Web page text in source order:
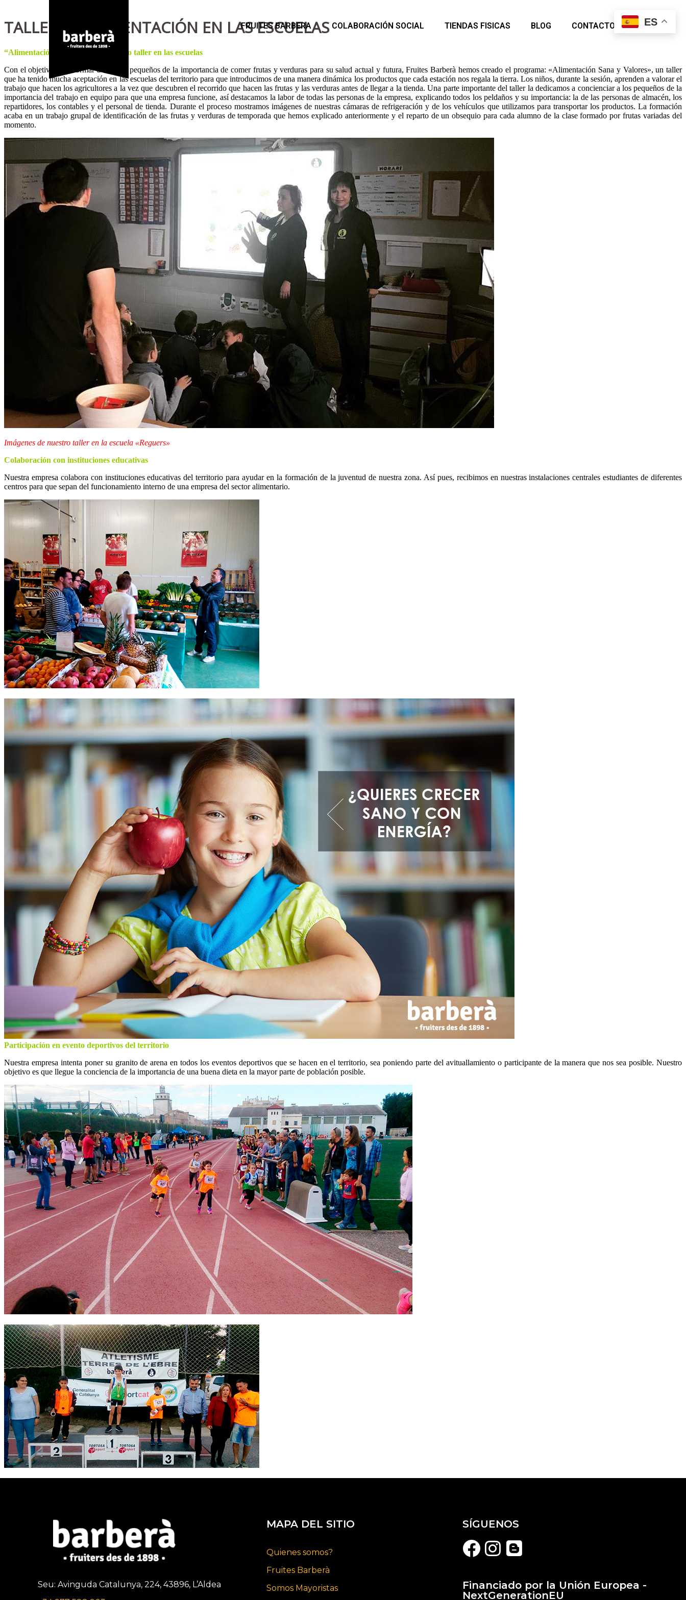
FRUITES BARBERA COLABORACIÓN SOCIAL TIENDAS FISICAS BLOG CONTACTO
TALLER DE ALIMENTACIÓN EN LAS ESCUELAS
“Alimentació Sana i Valors”, nuestro taller en las escuelas
Con el objetivo de informar a los más pequeños de la importancia de comer frutas y verduras para su salud actual y futura, Fruites Barberà hemos creado el programa: «Alimentación Sana y Valores», un taller
que ha tenido mucha aceptación en las escuelas del territorio para que introducimos de una manera dinámica los productos que cada estación nos regala la tierra. Los niños, durante la sesión, aprenden a valorar el
trabajo que hacen los agricultores a la vez que descubren el recorrido que hacen las frutas y las verduras antes de llegar a la tienda. Una parte importante del taller la dedicamos a concienciar a los pequeños de la
importancia del trabajo en equipo para que una empresa funcione, así destacamos la labor de todas las personas de la empresa, explicando todos los peldaños y su importancia: la de las personas de almacén, los
repartidores, los contables y el personal de tienda. Durante el proceso mostramos imágenes de nuestras cámaras de refrigeración y de los vehículos que utilizamos para transportar los productos. La formación
acaba en un trabajo grupal de identificación de las frutas y verduras de temporada que hemos explicado anteriormente y el reparto de un obsequio para cada alumno de la clase formado por frutas variadas del
momento.
Imágenes de nuestro taller en la escuela «Reguers»
Colaboración con instituciones educativas
Nuestra empresa colabora con instituciones educativas del territorio para ayudar en la formación de la juventud de nuestra zona. Así pues, recibimos en nuestras instalaciones centrales estudiantes de diferentes
centros para que sepan del funcionamiento interno de una empresa del sector alimentario.
Participación en evento deportivos del territorio
Nuestra empresa intenta poner su granito de arena en todos los eventos deportivos que se hacen en el territorio, sea poniendo parte del avituallamiento o participante de la manera que nos sea posible. Nuestro
objetivo es que llegue la conciencia de la importancia de una buena dieta en la mayor parte de población posible.
Seu: Avinguda Catalunya, 224, 43896, L’Aldea
MAPA DEL SITIO
Quienes somos?
Fruites Barberà
Somos Mayoristas
SÍGUENOS
Financiado por la Unión Europea -
NextGenerationEU
ES